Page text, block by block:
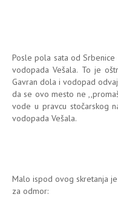
Posle pola sata od
vodopada Vešala. To je
Gavran dola i vodopad
da se ovo mesto ne
vode u pravcu stočarskog
vodopada Vešala.
Malo ispod ovog skretanja
za odmor: